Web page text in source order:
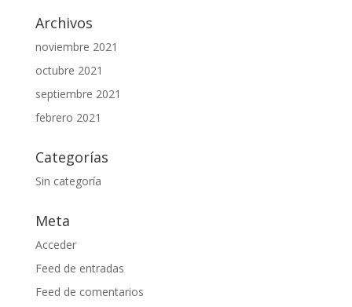
Archivos
noviembre 2021
octubre 2021
septiembre 2021
febrero 2021
Categorías
Sin categoría
Meta
Acceder
Feed de entradas
Feed de comentarios